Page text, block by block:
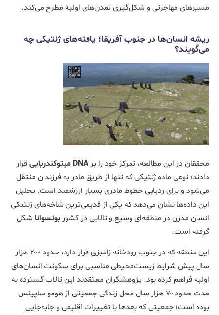
مسیرهای مهاجرتی و شکل‌گیری تمدن‌های اولیه مطرح می‌کند.
ریشه انسان‌ها در جنوب آفریقا؛ یافته‌های ژنتیکی چه
می‌گویند؟
محققان در این مطالعه، تمرکز خود را بر DNA میتوکندریایی
قرار
دادند؛ نوعی ماده ژنتیکی که تنها از طریق مادر به فرزندان منتقل
می‌شود و برای ردیابی خطوط مادری بسیار ارزشمند است. تحلیل
این داده‌ها نشان می‌دهد که یکی از قدیمی‌ترین شاخه‌های ژنتیکی
انسان مدرن در منطقه‌ای وسیع و تالابی در کشور بوتسوانا شکل
گرفته است.
این منطقه که در جنوب رودخانه زامبزی قرار دارد، حدود ۲۰۰ هزار
سال پیش شرایط زیست‌محیطی مناسبی برای سکونت انسان‌های
اولیه فراهم کرده بود. پژوهشگران معتقدند این تالاب گسترده به
مدت حدود ۷۰ هزار سال محل زندگی جمعیتی از هومو ساپینس
بوده است؛ جمعیتی که بعدها با تغییرات اقلیمی و جابه‌جایی